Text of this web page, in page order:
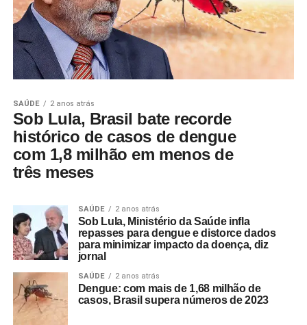
SAÚDE 2 anos atrás
Sob Lula, Brasil bate recorde
histórico de casos de dengue
com 1,8 milhão em menos de
três meses
SAÚDE 2 anos atrás
Sob Lula, Ministério da Saúde infla
repasses para dengue e distorce dados
para minimizar impacto da doença, diz
jornal
SAÚDE 2 anos atrás
Dengue: com mais de 1,68 milhão de
casos, Brasil supera números de 2023